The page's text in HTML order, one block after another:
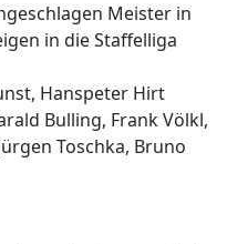
Meister in
in die Staffelliga
Hanspeter Hirt
Bulling, Frank Völkl,
Toschka, Bruno